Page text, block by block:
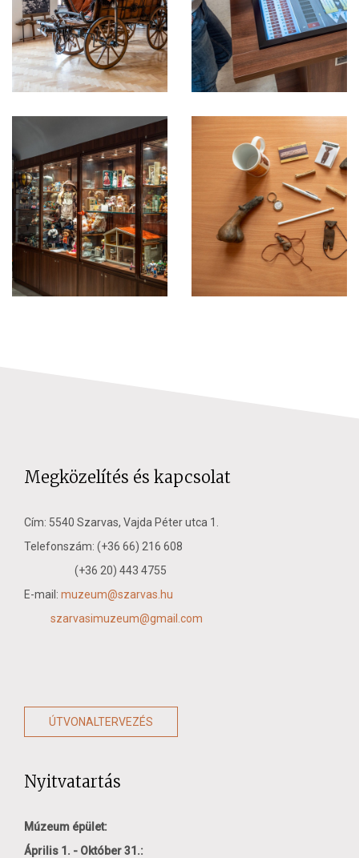
Megközelítés és kapcsolat
Cím: 5540 Szarvas, Vajda Péter utca 1.
Telefonszám: (+36 66) 216 608
(+36 20) 443 4755
E-mail: muzeum@szarvas.hu
szarvasimuzeum@gmail.com
ÚTVONALTERVEZÉS
Nyitvatartás
Múzeum épület:
Április 1. - Október 31.: